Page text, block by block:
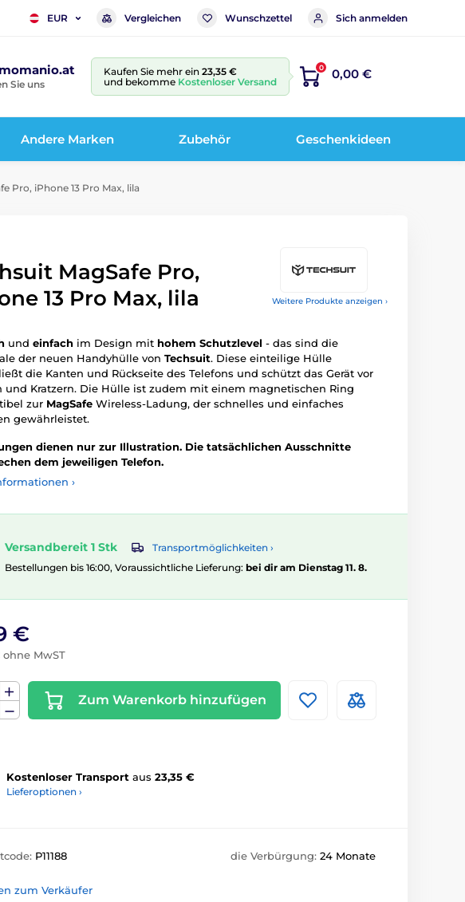
EUR Vergleichen Wunschzettel Sich anmelden
Sie uns
Kaufen Sie mehr ein 23,35 €
und bekomme Kostenloser Versand
0 0,00 €
Andere Marken Zubehör Geschenkideen
Pro, iPhone 13 Pro Max, lila
Weitere Produkte anzeigen ›
MagSafe Pro,
13 Pro Max, lila
und einfach im Design mit hohem Schutzlevel - das sind die
der neuen Handyhülle von Techsuit. Diese einteilige Hülle
die Kanten und Rückseite des Telefons und schützt das Gerät vor
und Kratzern. Die Hülle ist zudem mit einem magnetischen Ring
zur MagSafe Wireless-Ladung, der schnelles und einfaches
gewährleistet.
dienen nur zur Illustration. Die tatsächlichen Ausschnitte
dem jeweiligen Telefon.
›
Versandbereit 1 Stk
Transportmöglichkeiten ›
Bestellungen bis 16:00, Voraussichtliche Lieferung: bei dir am Dienstag 11. 8.
€
ohne MwST
Zum Warenkorb hinzufügen
Kostenloser Transport aus 23,35 €
Lieferoptionen ›
P11188 die Verbürgung: 24 Monate
zum Verkäufer